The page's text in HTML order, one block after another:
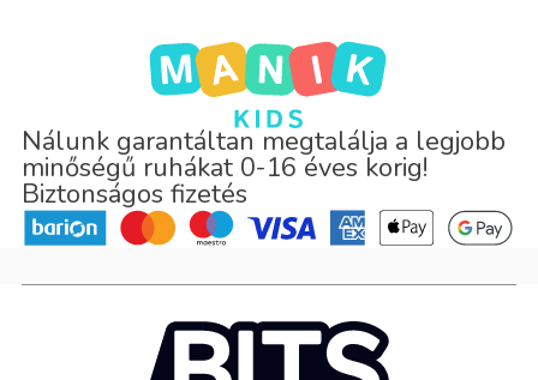
Nálunk garantáltan megtalálja a legjobb
minőségű ruhákat 0-16 éves korig!
Biztonságos fizetés